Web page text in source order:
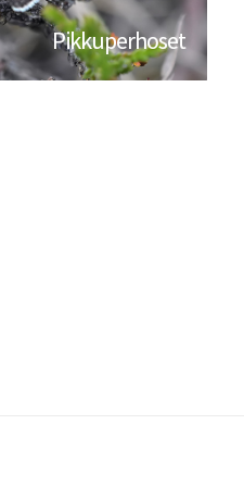
Pikkuperhoset